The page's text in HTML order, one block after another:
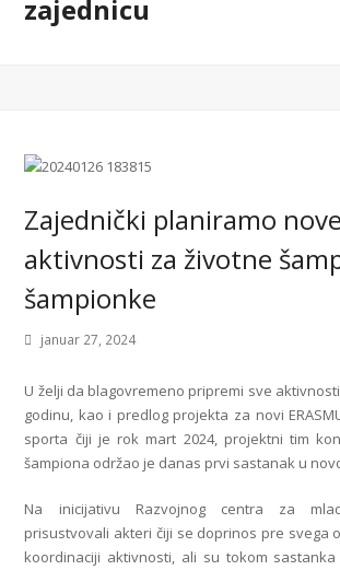
Zajednički planiramo nove
aktivnosti za životne
šampionke
januar 27, 2024
U želji da blagovremeno pripremi sve
godinu, kao i predlog projekta za novi
sporta čiji je rok mart 2024, projektni tim
šampiona održao je danas prvi sastanak u
Na inicijativu Razvojnog centra za
prisustvovali akteri čiji se doprinos pre svega
koordinaciji aktivnosti, ali su tokom